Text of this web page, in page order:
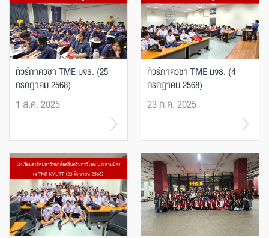
ทัวร์ภาควิชา TME มจธ. (25
กรกฎาคม 2568)
1 ส.ค. 2025
ทัวร์ภาควิชา TME มจธ. (4
กรกฎาคม 2568)
23 ก.ค. 2025